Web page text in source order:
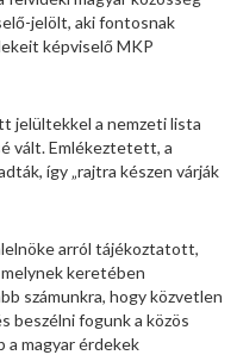
jelölt, aki fontosnak
képviselő MKP
jelültekkel a nemzeti lista
vált. Emlékeztetett, a
így „rajtra készen várják
arról tájékoztatott,
keretében
számunkra, hogy közvetlen
beszélni fogunk a közös
a magyar érdekek